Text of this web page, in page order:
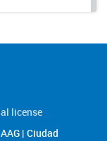
license
| Ciudad